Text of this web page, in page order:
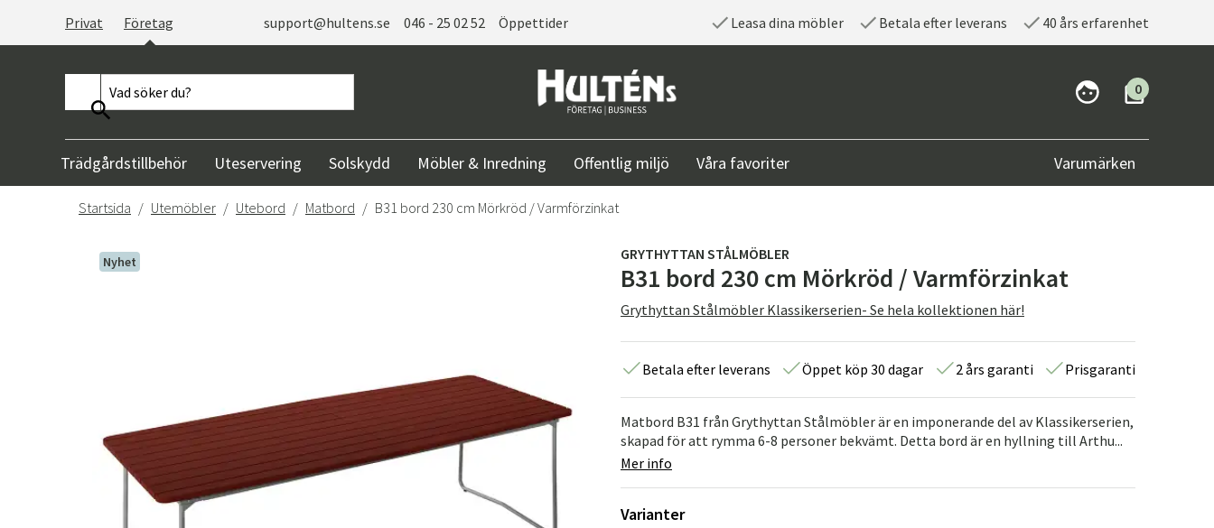
Privat Företag support@hultens.se 046 - 25 02 52 Öppettider Leasa dina möbler Betala efter leverans 40 års erfarenhet
0
Trädgårdstillbehör Uteservering Solskydd Möbler & Inredning Offentlig miljö Våra favoriter Varumärken
Startsida Utemöbler Utebord Matbord B31 bord 230 cm Mörkröd / Varmförzinkat
Nyhet GRYTHYTTAN STÅLMÖBLER
B31 bord 230 cm Mörkröd / Varmförzinkat
Grythyttan Stålmöbler Klassikerserien- Se hela kollektionen här!
Betala efter leverans Öppet köp 30 dagar 2 års garanti Prisgaranti
Matbord B31 från Grythyttan Stålmöbler är en imponerande del av Klassikerserien,
skapad för att rymma 6-8 personer bekvämt. Detta bord är en hyllning till Arthu...
Mer info
Varianter